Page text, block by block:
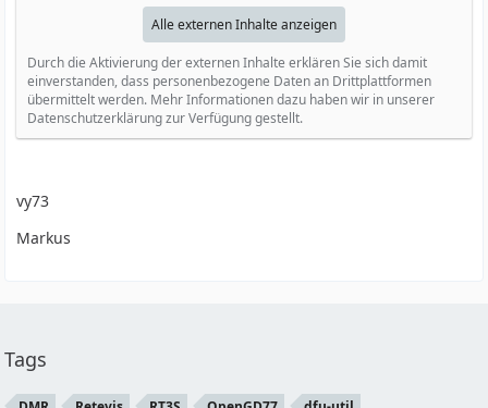
Alle externen Inhalte anzeigen
Durch die Aktivierung der externen Inhalte erklären Sie sich damit
einverstanden, dass personenbezogene Daten an Drittplattformen
übermittelt werden. Mehr Informationen dazu haben wir in unserer
Datenschutzerklärung zur Verfügung gestellt.
vy73
Markus
Tags